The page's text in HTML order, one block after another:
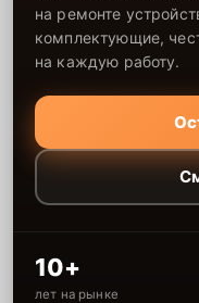
на ремонте
комплектующие,
на каждую работу.
10+
лет на рынке